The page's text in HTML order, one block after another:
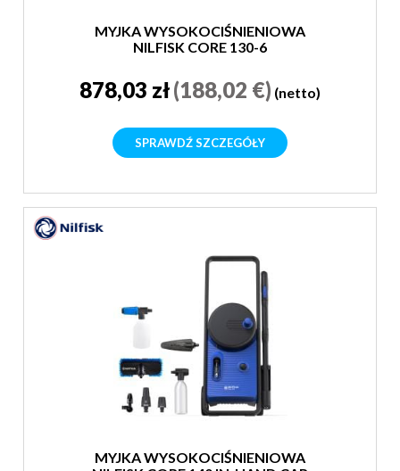
MYJKA WYSOKOCIŚNIENIOWA
NILFISK CORE 130-6
878,03 zł(188,02 €) (netto)
SPRAWDŹ SZCZEGÓŁY
MYJKA WYSOKOCIŚNIENIOWA